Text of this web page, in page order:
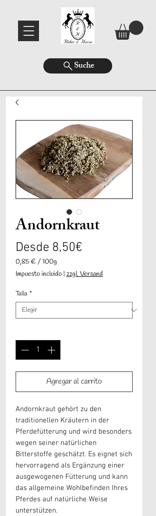
Suche
Andornkraut
Desde 8,50€
oferta
0,85 € / 100g
0,85 €
por
Gramos
Impuesto incluido| zzgl. Versand
Talla *
Agregar al carrito
Andornkraut gehört zu den
traditionellen Kräutern in der
Pferdefütterung und wird besonders
wegen seiner natürlichen
Bitterstoffe geschätzt. Es eignet sich
hervorragend als Ergänzung einer
ausgewogenen Fütterung und kann
das allgemeine Wohlbefinden Ihres
Pferdes auf natürliche Weise
unterstützen.